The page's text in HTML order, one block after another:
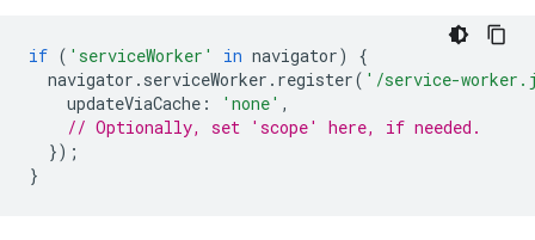
if ( 'serviceWorker' in navigator)
{
navigator . serviceWorker . register( '/service-
updateViaCache : 'none' ,
// Optionally, set 'scope' here, if needed.
});
}